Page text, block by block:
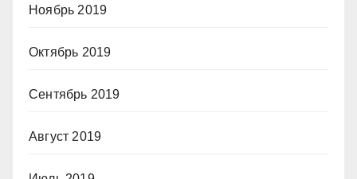
Ноябрь 2019
Октябрь 2019
Сентябрь 2019
Август 2019